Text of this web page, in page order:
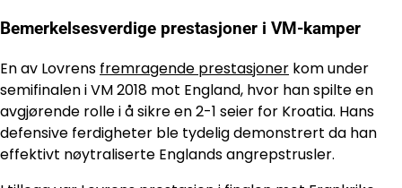
Bemerkelsesverdige prestasjoner i VM-kamper
En av Lovrens fremragende prestasjoner kom under
semifinalen i VM 2018 mot England, hvor han spilte en
avgjørende rolle i å sikre en 2-1 seier for Kroatia. Hans
defensive ferdigheter ble tydelig demonstrert da han
effektivt nøytraliserte Englands angrepstrusler.